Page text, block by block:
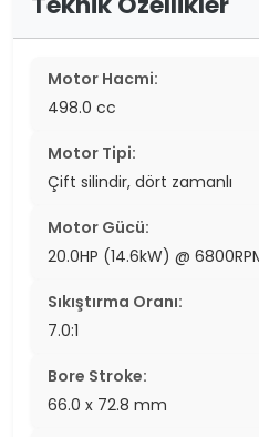
Motor Hacmi:
498.0 cc
Motor Tipi:
Çift silindir, dört zamanlı
Motor Gücü:
20.0HP (14.6kW) @
Sıkıştırma Oranı:
7.0:1
Bore Stroke:
66.0 x 72.8 mm